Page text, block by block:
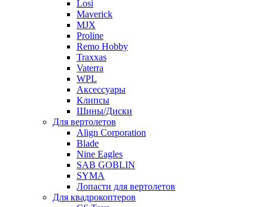
Losi
Maverick
MJX
Proline
Remo Hobby
Traxxas
Vaterra
WPL
Аксессуары
Клипсы
Шины/Диски
Для вертолетов
Align Corporation
Blade
Nine Eagles
SAB GOBLIN
SYMA
Лопасти для вертолетов
Для квадрокоптеров